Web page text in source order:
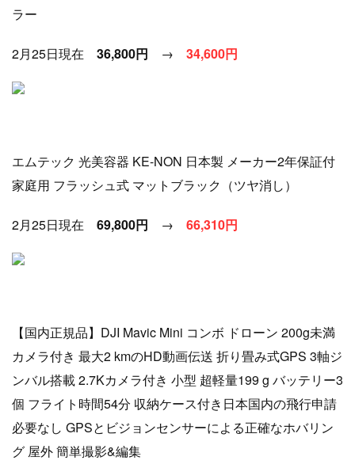
ラー
2月25日現在 36,800円 → 34,600円
エムテック 光美容器 KE-NON 日本製 メーカー2年保証付
家庭用 フラッシュ式 マットブラック（ツヤ消し）
2月25日現在 69,800円 → 66,310円
【国内正規品】DJI Mavic Mini コンボ ドローン 200g未満
カメラ付き 最大2 kmのHD動画伝送 折り畳み式GPS 3軸ジ
ンバル搭載 2.7Kカメラ付き 小型 超軽量199 g バッテリー3
個 フライト時間54分 収納ケース付き日本国内の飛行申請
必要なし GPSとビジョンセンサーによる正確なホバリン
グ 屋外 簡単撮影&編集